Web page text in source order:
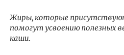
Жиры, которые
помогут усвоению полезных
каши.